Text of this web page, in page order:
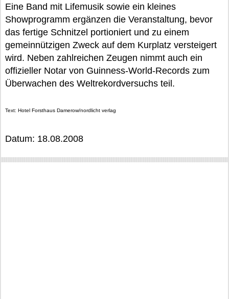
Eine Band mit Lifemusik sowie ein kleines
Showprogramm ergänzen die Veranstaltung, bevor
das fertige Schnitzel portioniert und zu einem
gemeinnützigen Zweck auf dem Kurplatz versteigert
wird. Neben zahlreichen Zeugen nimmt auch ein
offizieller Notar von Guinness-World-Records zum
Überwachen des Weltrekordversuchs teil.
Text: Hotel Forsthaus Damerow/nordlicht verlag
Datum: 18.08.2008